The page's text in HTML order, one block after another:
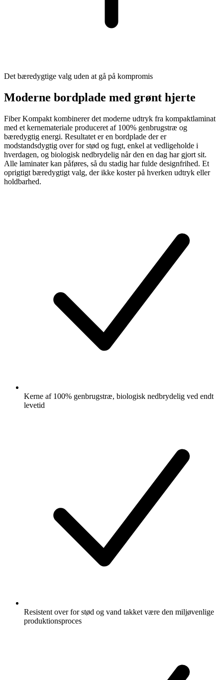
Det bæredygtige valg uden at gå på kompromis
Moderne bordplade med grønt hjerte
Fiber Kompakt kombinerer det moderne udtryk fra kompaktlaminat
med et kernemateriale produceret af 100% genbrugstræ og
bæredygtig energi. Resultatet er en bordplade der er
modstandsdygtig over for stød og fugt, enkel at vedligeholde i
hverdagen, og biologisk nedbrydelig når den en dag har gjort sit.
Alle laminater kan påføres, så du stadig har fulde designfrihed. Et
oprigtigt bæredygtigt valg, der ikke koster på hverken udtryk eller
holdbarhed.
Kerne af 100% genbrugstræ, biologisk nedbrydelig ved endt
levetid
Resistent over for stød og vand takket være den miljøvenlige
produktionsproces